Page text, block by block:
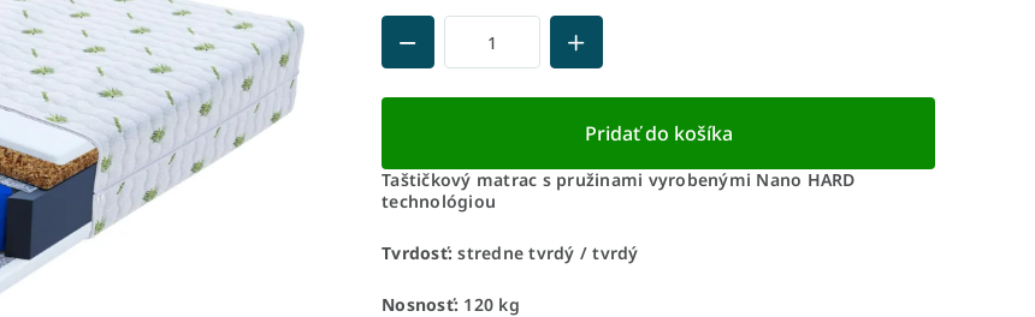
Pridať do košíka
Taštičkový matrac s pružinami vyrobenými Nano HARD
technológiou
Tvrdosť: stredne tvrdý / tvrdý
Nosnosť: 120 kg